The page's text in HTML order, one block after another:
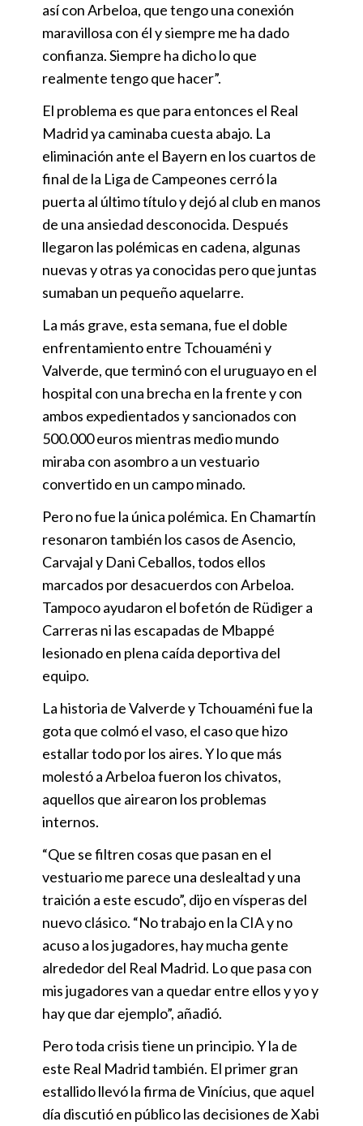
así con Arbeloa, que tengo una conexión
maravillosa con él y siempre me ha dado
confianza. Siempre ha dicho lo que
realmente tengo que hacer”.
El problema es que para entonces el Real
Madrid ya caminaba cuesta abajo. La
eliminación ante el Bayern en los cuartos de
final de la Liga de Campeones cerró la
puerta al último título y dejó al club en manos
de una ansiedad desconocida. Después
llegaron las polémicas en cadena, algunas
nuevas y otras ya conocidas pero que juntas
sumaban un pequeño aquelarre.
La más grave, esta semana, fue el doble
enfrentamiento entre Tchouaméni y
Valverde, que terminó con el uruguayo en el
hospital con una brecha en la frente y con
ambos expedientados y sancionados con
500.000 euros mientras medio mundo
miraba con asombro a un vestuario
convertido en un campo minado.
Pero no fue la única polémica. En Chamartín
resonaron también los casos de Asencio,
Carvajal y Dani Ceballos, todos ellos
marcados por desacuerdos con Arbeloa.
Tampoco ayudaron el bofetón de Rüdiger a
Carreras ni las escapadas de Mbappé
lesionado en plena caída deportiva del
equipo.
La historia de Valverde y Tchouaméni fue la
gota que colmó el vaso, el caso que hizo
estallar todo por los aires. Y lo que más
molestó a Arbeloa fueron los chivatos,
aquellos que airearon los problemas
internos.
“Que se filtren cosas que pasan en el
vestuario me parece una deslealtad y una
traición a este escudo”, dijo en vísperas del
nuevo clásico. “No trabajo en la CIA y no
acuso a los jugadores, hay mucha gente
alrededor del Real Madrid. Lo que pasa con
mis jugadores van a quedar entre ellos y yo y
hay que dar ejemplo”, añadió.
Pero toda crisis tiene un principio. Y la de
este Real Madrid también. El primer gran
estallido llevó la firma de Vinícius, que aquel
día discutió en público las decisiones de Xabi